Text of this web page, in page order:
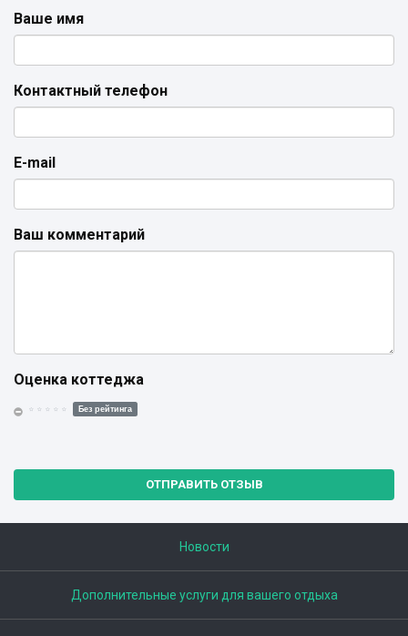
Ваше имя
Контактный телефон
E-mail
Ваш комментарий
Оценка коттеджа
Без рейтинга
ОТПРАВИТЬ ОТЗЫВ
Новости
Дополнительные услуги для вашего отдыха